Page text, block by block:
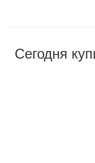
Сегодня